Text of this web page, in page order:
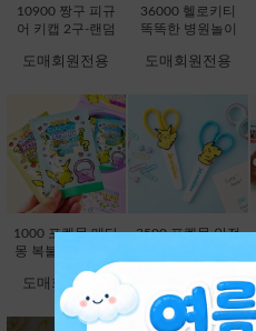
10900 짱구 피규
어 키캡 2구-랜덤
도매회원전용
36000 헬로키티
똑똑한 병원놀이
도매회원전용
1000 포켓몬 메타
몽 복불복 키링 마
스코트 연필캡 (10
00X60EA) [C1-13
2204]
도매회원전용
3500 포켓몬 안전
도매회원전용